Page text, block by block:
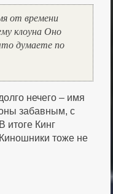
от времени
клоуна Оно
думаете по
нечего – имя
забавным, с
итоге Кинг
тоже не